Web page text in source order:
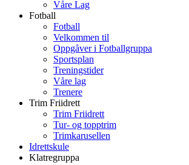
Våre Lag
Fotball
Fotball
Velkommen til
Oppgåver i Fotballgruppa
Sportsplan
Treningstider
Våre lag
Trenere
Trim Friidrett
Trim Friidrett
Tur- og topptrim
Trimkarusellen
Idrettskule
Klatregruppa